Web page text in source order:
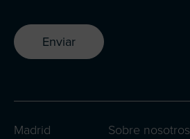
Enviar
Sobre nosotros
Madrid